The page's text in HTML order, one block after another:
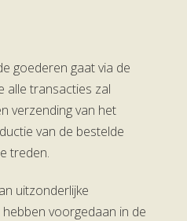
goederen gaat via de
alle transacties zal
verzending van het
van de bestelde
treden.
uitzonderlijke
voorgedaan in de